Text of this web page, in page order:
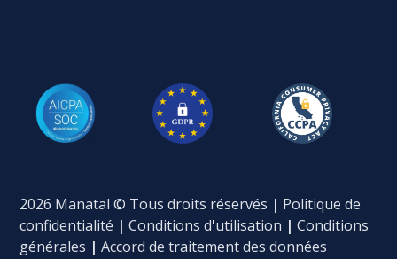
2026 Manatal © Tous droits réservés | Politique de
confidentialité |Conditions d'utilisation | Conditions
générales | Accord de traitement des données